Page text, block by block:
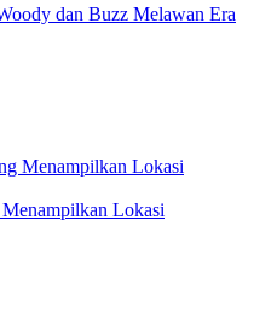
dan Buzz Melawan Era
Lokasi